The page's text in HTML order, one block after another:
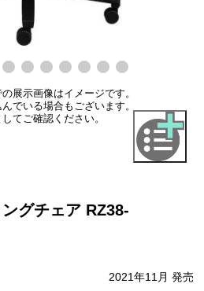
展示画像はイメージです。
でいる場合もございます。
てご確認ください。
グチェア RZ38-
2021年11月 発売